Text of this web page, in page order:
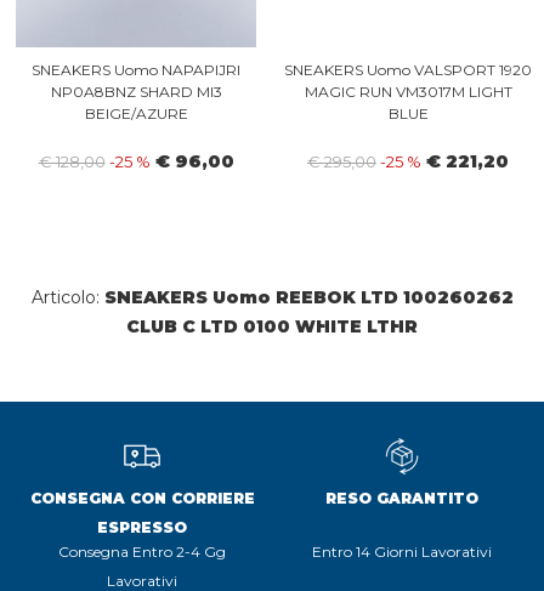
SNEAKERS Uomo NAPAPIJRI
NP0A8BNZ SHARD MI3
BEIGE/AZURE
€ 128,00-25 % € 96,00
SNEAKERS Uomo VALSPORT 1920
MAGIC RUN VM3017M LIGHT
BLUE
€ 295,00-25 % € 221,20
Articolo: SNEAKERS Uomo REEBOK LTD 100260262
CLUB C LTD 0100 WHITE LTHR
CONSEGNA CON CORRIERE
ESPRESSO
Consegna Entro 2-4 Gg
Lavorativi
RESO GARANTITO
Entro 14 Giorni Lavorativi